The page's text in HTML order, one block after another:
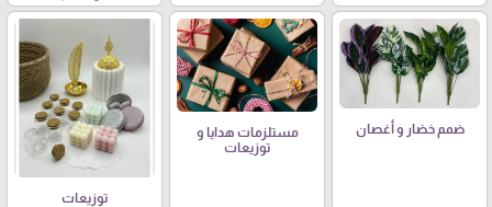
ضمم خضار و أغصان
مستلزمات هدايا و
توزيعات
توزيعات